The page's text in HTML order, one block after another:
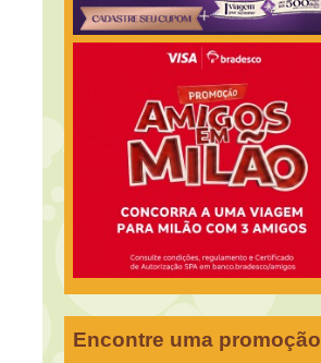
Encontre uma promoção